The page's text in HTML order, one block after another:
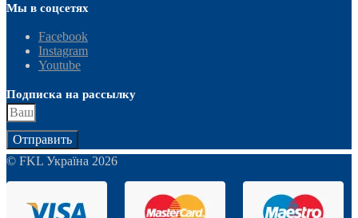
Мы в соцсетях
Facebook
Instagram
Youtube
Подписка на рассылку
Отправить
© FKL Україна 2026